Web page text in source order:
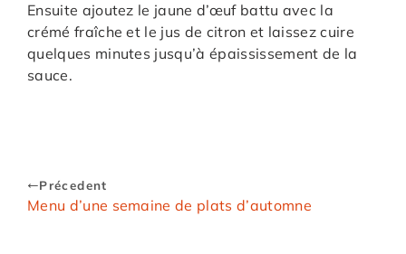
Ensuite ajoutez le jaune d’œuf battu avec la
crémé fraîche et le jus de citron et laissez cuire
quelques minutes jusqu’à épaississement de la
sauce.
Précedent
Menu d’une semaine de plats d’automne